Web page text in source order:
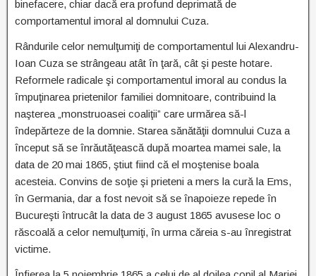
binefacere, chiar dacă era profund deprimată de
comportamentul imoral al domnului Cuza.
Rândurile celor nemulţumiţi de comportamentul lui Alexandru-
Ioan Cuza se strângeau atât în ţară, cât şi peste hotare.
Reformele radicale şi comportamentul imoral au condus la
împuţinarea prietenilor familiei domnitoare, contribuind la
naşterea „monstruoasei coaliţii” care urmărea să-l
îndepărteze de la domnie. Starea sănătăţii domnului Cuza a
început să se înrăutăţească după moartea mamei sale, la
data de 20 mai 1865, ştiut fiind că el moştenise boala
acesteia. Convins de soţie şi prieteni a mers la cură la Ems,
în Germania, dar a fost nevoit să se înapoieze repede în
Bucureşti întrucât la data de 3 august 1865 avusese loc o
răscoală a celor nemulţumiţi, în urma căreia s-au înregistrat
victime.